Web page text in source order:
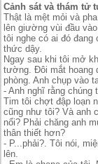
Cảnh sát và thám tử
Thật là mệt mỏi và
lên giường vùi đầu
tôi nghe có ai đó
thức dậy.
Ngay sau khi tôi mở
tường. Đôi mắt hoang
phòng. Anh chụp vào
- Anh nghĩ rằng chúng
Tim tôi chợt đập loạn
cũng như tôi? Và anh
nổi? Phải chăng anh
thân thiết hơn?
- P...phải?. Tôi nói,
lên.